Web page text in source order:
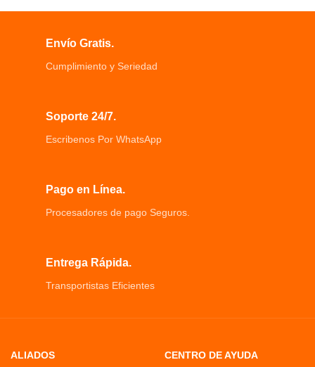
Expertos en limpieza inferior fuselaje
ultradelgado perfecto para limpiar el
fondo de la casa
limpieza esquina de limpieza
de caídas, hasta el borde puede
Envío Gratis.
Cumplimiento y Seriedad
Soporte 24/7.
Escribenos Por WhatsApp
Pago en Línea.
Procesadores de pago Seguros.
Entrega Rápida.
Transportistas Eficientes
ALIADOS CENTRO DE AYUDA